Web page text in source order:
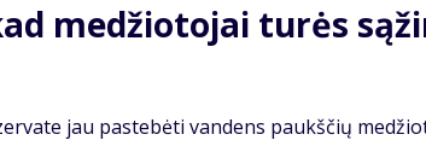
me­džio­to­jai tu­rės
jau pa­ste­bė­ti van­dens paukš­čių